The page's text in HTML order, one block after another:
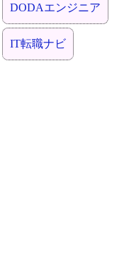
DODAエンジニア
IT転職ナビ